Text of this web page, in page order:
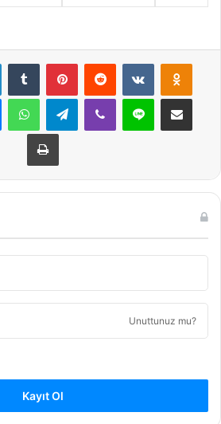
LinkedInTumblr PinterestReddit VKontakte
MessengerWhatsAppTelegramViber Line E-Posta ile
Yazdır
Unuttunuz mu?
Kayıt Ol